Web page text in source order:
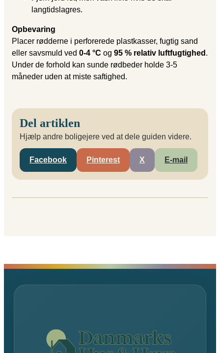
langtidslagres.
Opbevaring
Placer rødderne i perforerede plastkasser, fugtig sand
eller savsmuld ved 0-4 °C og 95 % relativ luftfugtighed .
Under de forhold kan sunde rødbeder holde 3-5
måneder uden at miste saftighed.
Del artiklen
Hjælp andre boligejere ved at dele guiden videre.
Facebook Pinterest X E-mail